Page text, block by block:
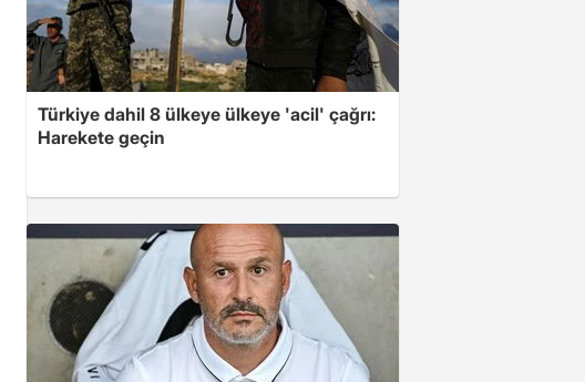
Türkiye dahil 8 ülkeye ülkeye 'acil' çağrı:
Harekete geçin